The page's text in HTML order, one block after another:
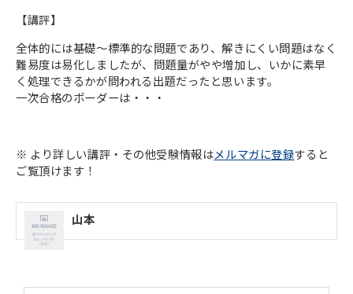
【講評】
全体的には基礎〜標準的な問題であり、解きにくい問題はなく
難易度は易化しましたが、問題量がやや増加し、いかに素早
く処理できるかが問われる出題だったと思います。
一次合格のボーダーは・・・
※ より詳しい講評・その他受験情報はメルマガに登録すると
ご覧頂けます！
山本